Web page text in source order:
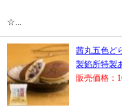
☆...
茜丸五色ど
製餡所特製
販売価格：